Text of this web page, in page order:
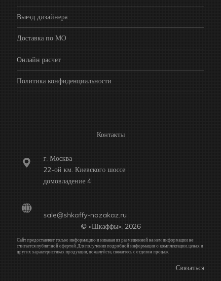
Выезд дизайнера
Доставка по МО
Онлайн расчет
Политика конфиденциальности
Контакты
г. Москва
22-ой км. Киевского шоссе
домовладение 4
sale@shkaffy-nazakaz.ru
© «Шкаффы», 2026
Сайт предоставляет только информацию и никакая из размещенной на нем информации не
считается публичной офертой. Для получения подробной информации о комплектации, ценах и
других характеристиках продукции, пожалуйста, свяжитесь с отделом продаж.
Связаться